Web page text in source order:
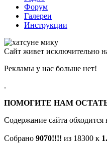
Форум
Галереи
Инструкции
Сайт живет исключительно
Рекламы у нас больше нет!
.
ПОМОГИТЕ НАМ
Содержание сайта обходится
Собрано 9070!!!! из 18300 к